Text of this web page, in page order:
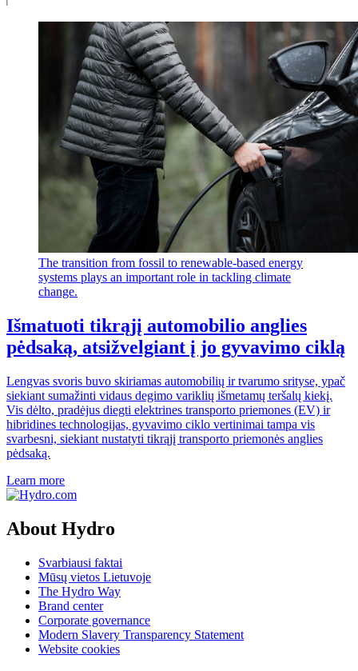
The transition from fossil to renewable-based energy
systems plays an important role in tackling climate
change.
Išmatuoti tikrąjį automobilio anglies
pėdsaką, atsižvelgiant į jo gyvavimo ciklą
Lengvas svoris buvo skiriamas automobilių ir tvarumo srityse, ypač
siekiant sumažinti vidaus degimo variklių išmetamų teršalų kiekį.
Vis dėlto, pradėjus diegti elektrines transporto priemones (EV) ir
hibridines technologijas, gyvavimo ciklo vertinimai tampa vis
svarbesni, siekiant nustatyti tikrąjį transporto priemonės anglies
pėdsaką.
Learn more
About Hydro
Svarbiausi faktai
Mūsų vietos Lietuvoje
The Hydro Way
Brand center
Corporate governance
Modern Slavery Transparency Statement
Website cookies